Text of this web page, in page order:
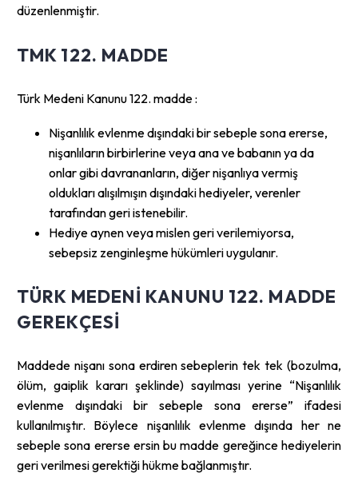
düzenlenmiştir.
TMK 122. MADDE
Türk Medeni Kanunu 122. madde :
Nişanlılık evlenme dışındaki bir sebeple sona ererse,
nişanlıların birbirlerine veya ana ve babanın ya da
onlar gibi davrananların, diğer nişanlıya vermiş
oldukları alışılmışın dışındaki hediyeler, verenler
tarafından geri istenebilir.
Hediye aynen veya mislen geri verilemiyorsa,
sebepsiz zenginleşme hükümleri uygulanır.
TÜRK MEDENI KANUNU 122. MADDE
GEREKÇESI
Maddede nişanı sona erdiren sebeplerin tek tek (bozulma,
ölüm, gaiplik kararı şeklinde) sayılması yerine “Nişanlılık
evlenme dışındaki bir sebeple sona ererse” ifadesi
kullanılmıştır. Böylece nişanlılık evlenme dışında her ne
sebeple sona ererse ersin bu madde gereğince hediyelerin
geri verilmesi gerektiği hükme bağlanmıştır.